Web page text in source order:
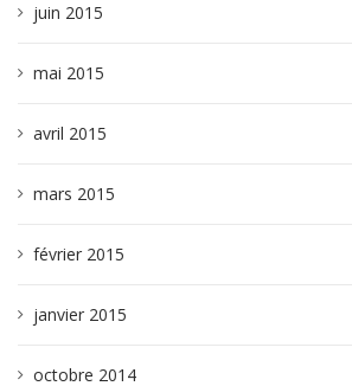
juin 2015
mai 2015
avril 2015
mars 2015
février 2015
janvier 2015
octobre 2014